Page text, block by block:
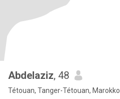
Abdelaziz, 48
Tétouan, Tanger-Tétouan, Marokko